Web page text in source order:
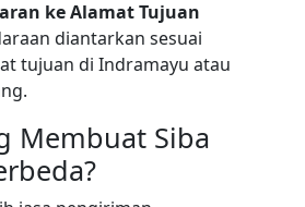
ke Alamat Tujuan
diantarkan sesuai
tujuan di Indramayu atau
Membuat Siba